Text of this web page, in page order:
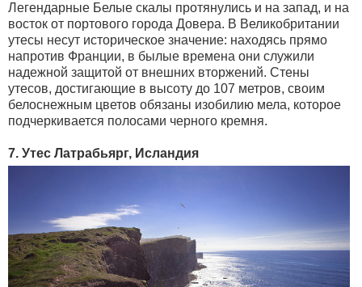
Легендарные Белые скалы протянулись и на запад, и на
восток от портового города Довера. В Великобритании
утесы несут историческое значение: находясь прямо
напротив Франции, в былые времена они служили
надежной защитой от внешних вторжений. Стены
утесов, достигающие в высоту до 107 метров, своим
белоснежным цветов обязаны изобилию мела, которое
подчеркивается полосами черного кремня.
7. Утес Латрабьярг, Исландия